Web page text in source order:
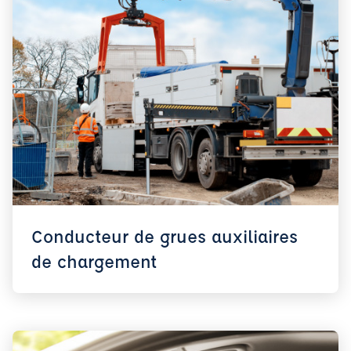
Conducteur de grues auxiliaires
de chargement